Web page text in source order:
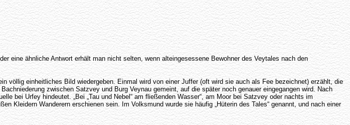
eine ähnliche Antwort erhält man nicht selten, wenn alteingesessene Bewohner des Veytales nach den
völlig einheitliches Bild wiedergeben. Einmal wird von einer Juffer (oft wird sie auch als Fee bezeichnet) erzählt, die
zwischen Satzvey und Burg Veynau gemeint, auf die später noch genauer eingegangen wird. Nach
bei Urfey hindeutet. „Bei „Tau und Nebel“ am fließenden Wasser“, am Moor bei Satzvey oder nachts im
Kleidern Wanderern erschienen sein. Im Volksmund wurde sie häufig „Hüterin des Tales“ genannt, und nach einer